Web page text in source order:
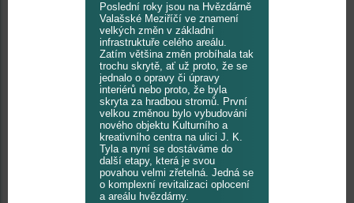
Poslední roky jsou na Hvězdárně
Valašské Meziříčí ve znamení
velkých změn v základní
infrastruktuře celého areálu.
Zatím většina změn probíhala tak
trochu skrytě, ať už proto, že se
jednalo o opravy či úpravy
interiérů nebo proto, že byla
skryta za hradbou stromů. První
velkou změnou bylo vybudování
nového objektu Kulturního a
kreativního centra na ulici J. K.
Tyla a nyní se dostáváme do
další etapy, která je svou
povahou velmi zřetelná. Jedná se
o komplexní revitalizaci oplocení
a areálu hvězdárny.